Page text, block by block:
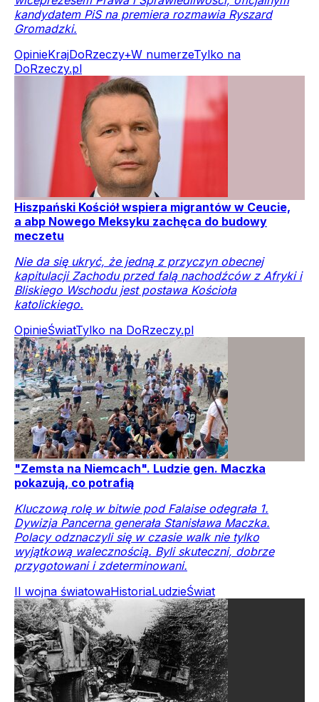
kandydatem PiS na premiera rozmawia Ryszard
Gromadzki.
OpinieKrajDoRzeczy+W numerzeTylko na
DoRzeczy.pl
Hiszpański Kościół wspiera migrantów w Ceucie,
a abp Nowego Meksyku zachęca do budowy
meczetu
Nie da się ukryć, że jedną z przyczyn obecnej
kapitulacji Zachodu przed falą nachodźców z Afryki i
Bliskiego Wschodu jest postawa Kościoła
katolickiego.
OpinieŚwiatTylko na DoRzeczy.pl
"Zemsta na Niemcach". Ludzie gen. Maczka
pokazują, co potrafią
Kluczową rolę w bitwie pod Falaise odegrała 1.
Dywizja Pancerna generała Stanisława Maczka.
Polacy odznaczyli się w czasie walk nie tylko
wyjątkową walecznością. Byli skuteczni, dobrze
przygotowani i zdeterminowani.
II wojna światowaHistoriaLudzieŚwiat